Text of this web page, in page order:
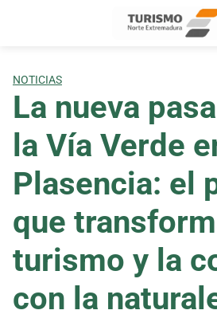
NOTICIAS
La nueva
la Vía Verde
Plasencia: el
que
turismo y la
con la